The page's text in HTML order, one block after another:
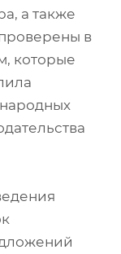
а также
в
которые